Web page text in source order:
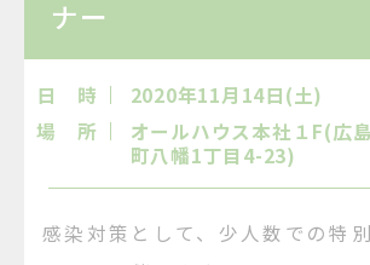
ナー
日 時
2020年11月14日(土)
場 所
オールハウス本社１F(広
町八幡1丁目4-23)
感染対策として、少人数での特